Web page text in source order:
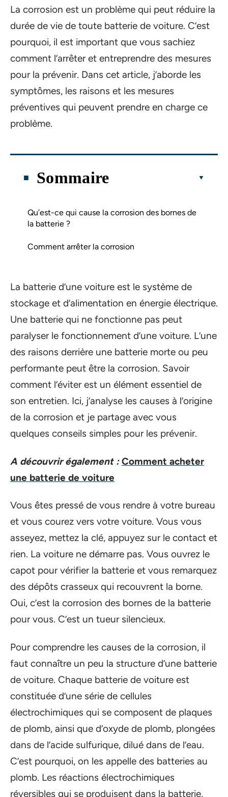
La corrosion est un problème qui peut réduire la
durée de vie de toute batterie de voiture. C’est
pourquoi, il est important que vous sachiez
comment l’arrêter et entreprendre des mesures
pour la prévenir. Dans cet article, j’aborde les
symptômes, les raisons et les mesures
préventives qui peuvent prendre en charge ce
problème.
Sommaire
Qu’est-ce qui cause la corrosion des bornes de
la batterie ?
Comment arrêter la corrosion
La batterie d’une voiture est le système de
stockage et d’alimentation en énergie électrique.
Une batterie qui ne fonctionne pas peut
paralyser le fonctionnement d’une voiture. L’une
des raisons derrière une batterie morte ou peu
performante peut être la corrosion. Savoir
comment l’éviter est un élément essentiel de
son entretien. Ici, j’analyse les causes à l’origine
de la corrosion et je partage avec vous
quelques conseils simples pour les prévenir.
A découvrir également : Comment acheter
une batterie de voiture
Vous êtes pressé de vous rendre à votre bureau
et vous courez vers votre voiture. Vous vous
asseyez, mettez la clé, appuyez sur le contact et
rien. La voiture ne démarre pas. Vous ouvrez le
capot pour vérifier la batterie et vous remarquez
des dépôts crasseux qui recouvrent la borne.
Oui, c’est la corrosion des bornes de la batterie
pour vous. C’est un tueur silencieux.
Pour comprendre les causes de la corrosion, il
faut connaître un peu la structure d’une batterie
de voiture. Chaque batterie de voiture est
constituée d’une série de cellules
électrochimiques qui se composent de plaques
de plomb, ainsi que d’oxyde de plomb, plongées
dans de l’acide sulfurique, dilué dans de l’eau.
C’est pourquoi, on les appelle des batteries au
plomb. Les réactions électrochimiques
réversibles qui se produisent dans la batterie,